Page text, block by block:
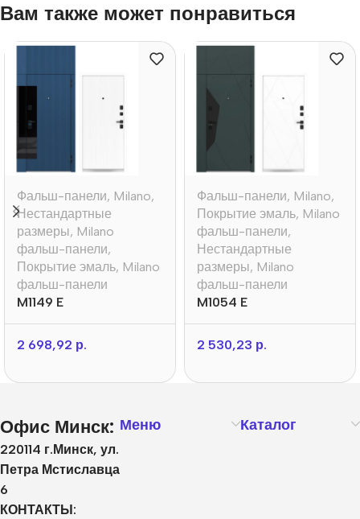
Вам также может понравиться
Фальш-панели, Milano,
Нестандартные
размеры, Milano
фальш-панели,
Покрытие эмаль, Milano
фальш-панели
M1149 E
2 698,92 р.
Фальш-панели, Milano,
Покрытие эмаль, Milano
фальш-панели,
Нестандартные
размеры, Milano
фальш-панели
M1054 E
2 530,23 р.
Офис Минск:
220114 г.Минск, ул.
Петра Мстиславца
6
КОНТАКТЫ:
Меню Каталог